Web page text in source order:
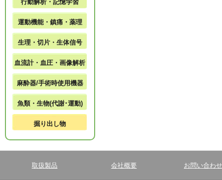
行動解析・記憶学習
運動機能・鎮痛・薬理
生理・切片・生体信号
血流計・血圧・画像解析
麻酔器/手術時使用機器
魚類・生物(代謝･運動)
掘り出し物
取扱製品 会社概要 お問い合わせ